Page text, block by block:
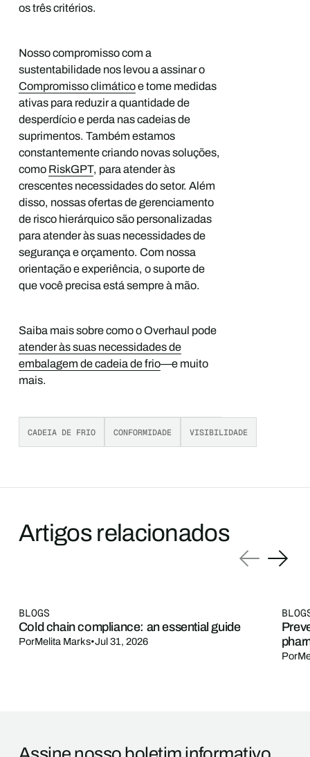
os três critérios.
Nosso compromisso com a
sustentabilidade nos levou a assinar o
Compromisso climáticoe tome medidas
ativas para reduzir a quantidade de
desperdício e perda nas cadeias de
suprimentos. Também estamos
constantemente criando novas soluções,
como RiskGPT, para atender às
crescentes necessidades do setor. Além
disso, nossas ofertas de gerenciamento
de risco hierárquico são personalizadas
para atender às suas necessidades de
segurança e orçamento. Com nossa
orientação e experiência, o suporte de
que você precisa está sempre à mão.
Saiba mais sobre como o Overhaul pode
atender às suas necessidades de
embalagem de cadeia de frio—e muito
mais.
CADEIA DE FRIO CONFORMIDADE VISIBILIDADE
Artigos relacionados
BLOGS
Cold chain compliance: an essential guide
PorMelita Marks•Jul 31, 2026
Por